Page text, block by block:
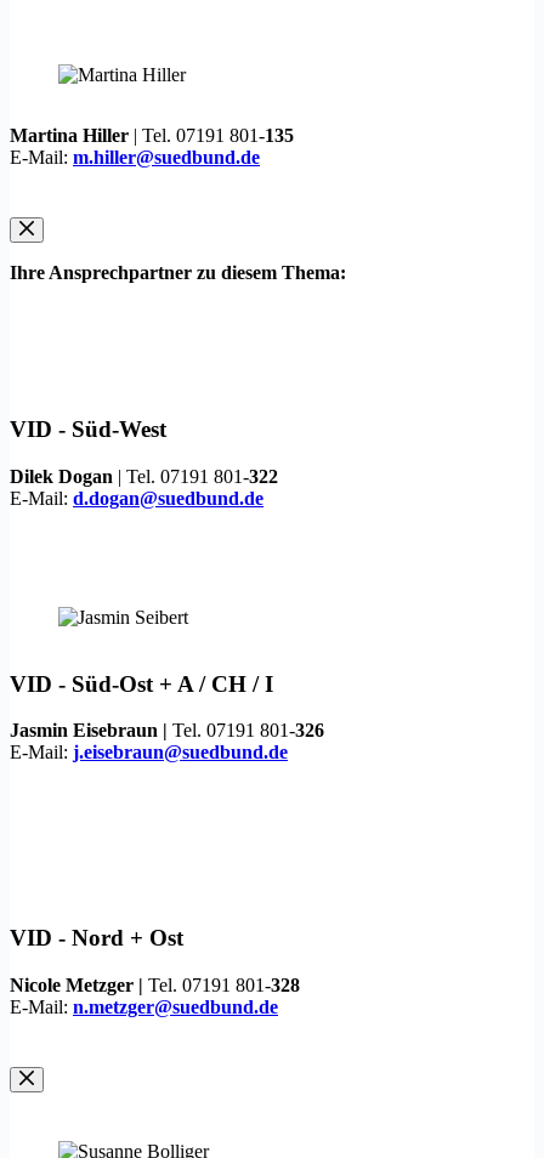
Martina Hiller | Tel. 07191 801-135
E-Mail: m.hiller@suedbund.de
Ihre Ansprechpartner zu diesem Thema:
VID - Süd-West
Dilek Dogan | Tel. 07191 801-322
E-Mail: d.dogan@suedbund.de
VID - Süd-Ost + A / CH / I
Jasmin Eisebraun | Tel. 07191 801-326
E-Mail: j.eisebraun@suedbund.de
VID - Nord + Ost
Nicole Metzger | Tel. 07191 801-328
E-Mail: n.metzger@suedbund.de